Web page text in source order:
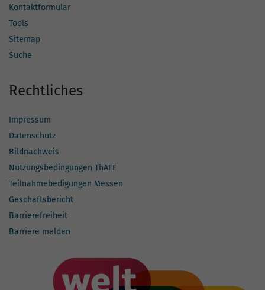
Kontaktformular
Tools
Sitemap
Suche
Rechtliches
Impressum
Datenschutz
Bildnachweis
Nutzungsbedingungen ThAFF
Teilnahmebedigungen Messen
Geschäftsbericht
Barrierefreiheit
Barriere melden